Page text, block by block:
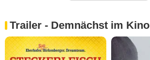
Trailer - Demnächst im Kino